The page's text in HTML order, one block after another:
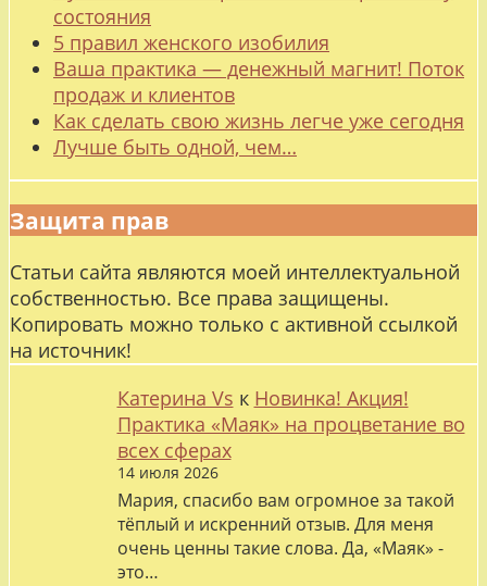
состояния
5 правил женского изобилия
Ваша практика — денежный магнит! Поток
продаж и клиентов
Как сделать свою жизнь легче уже сегодня
Лучше быть одной, чем…
Защита прав
Статьи сайта являются моей интеллектуальной
собственностью. Все права защищены.
Копировать можно только с активной ссылкой
на источник!
Катерина Vs к Новинка! Акция!
Практика «Маяк» на процветание во
всех сферах
14 июля 2026
Мария, спасибо вам огромное за такой
тёплый и искренний отзыв. Для меня
очень ценны такие слова. Да, «Маяк» -
это…